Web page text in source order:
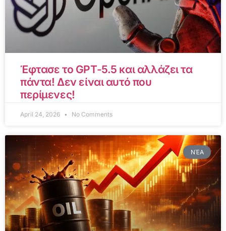
Έφτασε το GPT-5.5 και αλλάζει τα
πάντα! Δεν είναι αυτό που
περίμενες!
April 24, 2026 No Comments
ΝΈΑ